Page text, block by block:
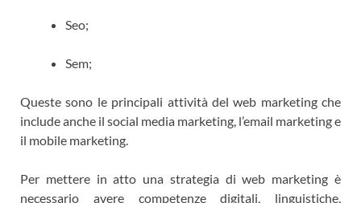
Seo;
Sem;
Queste sono le principali attività del web marketing che
include anche il social media marketing, l’email marketing e
il mobile marketing.
Per mettere in atto una strategia di web marketing è
necessario avere competenze digitali, linguistiche,